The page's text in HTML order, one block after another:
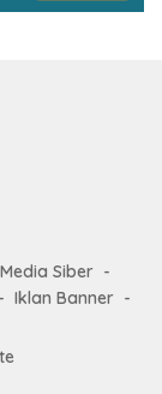
Siber
Iklan Banner